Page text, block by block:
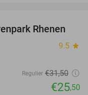
19%
Rhenen
9.5 star
Regulier €31,50
€25,50